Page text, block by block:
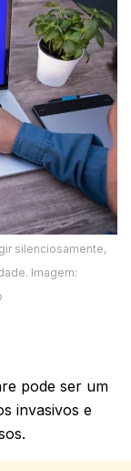
silenciosamente,
Imagem:
pode ser um
invasivos e